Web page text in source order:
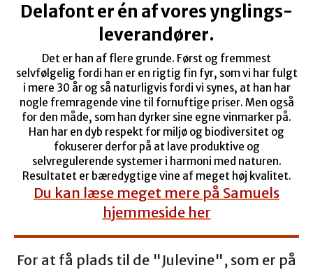
Delafont er én af vores ynglings-
leverandører.
Det er han af flere grunde. Først og fremmest
selvfølgelig fordi han er en rigtig fin fyr, som vi har fulgt
i mere 30 år og så naturligvis fordi vi synes, at han har
nogle fremragende vine til fornuftige priser. Men også
for den måde, som han dyrker sine egne vinmarker på.
Han har en dyb respekt for miljø og biodiversitet og
fokuserer derfor på at lave produktive og
selvregulerende systemer i harmoni med naturen.
Resultatet er bæredygtige vine af meget høj kvalitet.
Du kan læse meget mere på Samuels
hjemmeside her
For at få plads til de "Julevine", som er på